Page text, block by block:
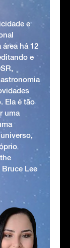
e
há 12
e
Ela é tão
uma
Lee